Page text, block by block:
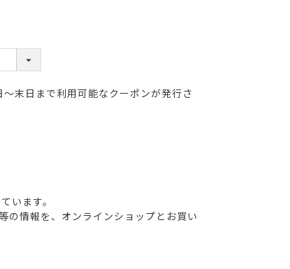
末日まで利用可能なクーポンが発行さ
います。
の情報を、オンラインショップとお買い